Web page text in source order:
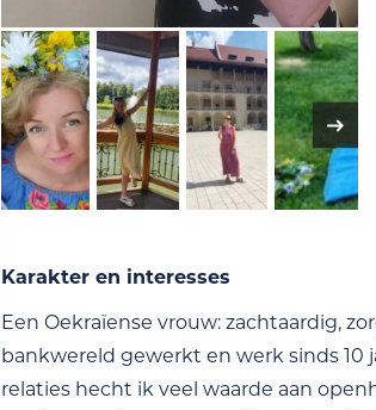
Karakter en interesses
Een Oekraïense vrouw: zachtaardig,
bankwereld gewerkt en werk sinds 10
relaties hecht ik veel waarde aan